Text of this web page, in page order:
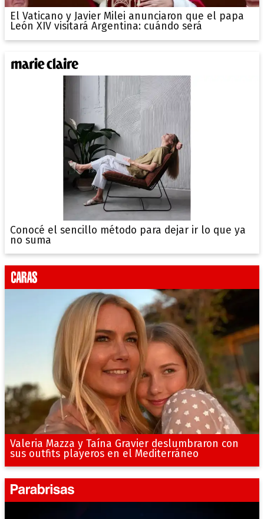
El Vaticano y Javier Milei anunciaron que el papa
León XIV visitará Argentina: cuándo será
Conocé el sencillo método para dejar ir lo que ya
no suma
Valeria Mazza y Taína Gravier deslumbraron con
sus outfits playeros en el Mediterráneo